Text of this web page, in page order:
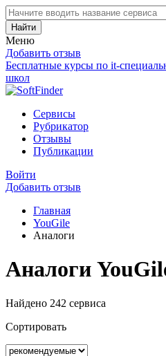
Найти
Меню
Добавить отзыв
Бесплатные курсы по it-
школ
Сервисы
Рубрикатор
Отзывы
Публикации
Войти
Добавить отзыв
Главная
YouGile
Аналоги
Аналоги
Найдено 242 сервиса
Сортировать